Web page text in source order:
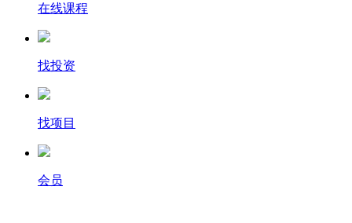
在线课程
找投资
找项目
会员